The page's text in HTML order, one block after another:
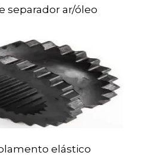
separador ar/óleo
elástico